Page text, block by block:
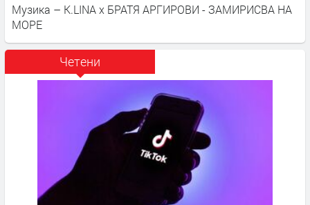
Музика – K.LINA x БРАТЯ АРГИРОВИ - ЗАМИРИСВА НА
МОРЕ
Четени